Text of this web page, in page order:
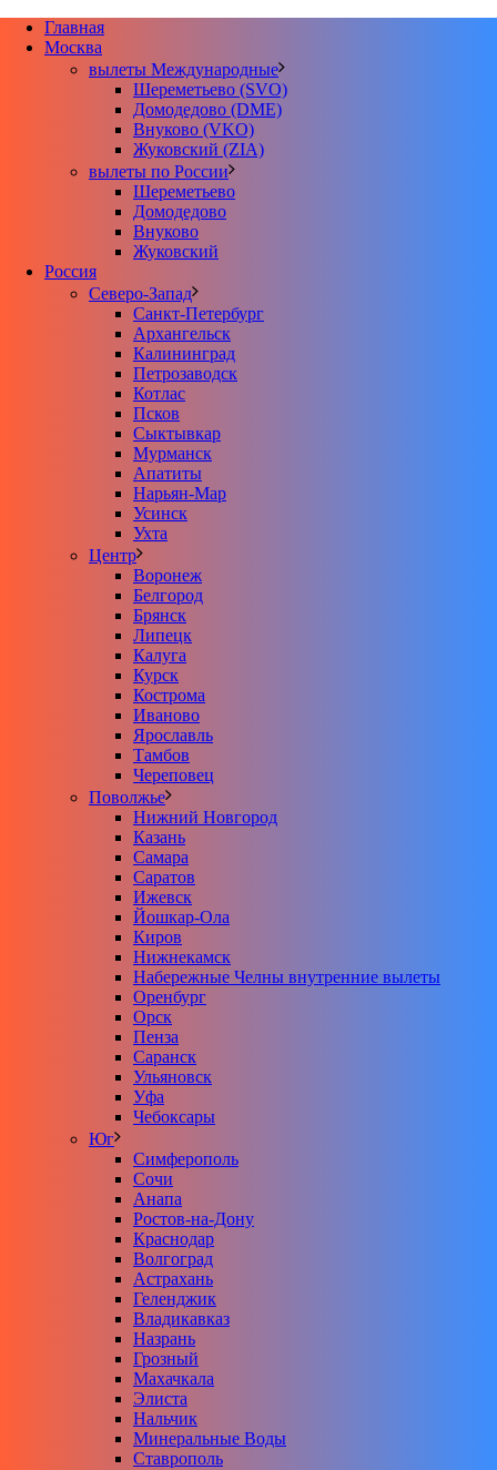
Главная
Москва
вылеты Международные
Шереметьево (SVO)
Домодедово (DME)
Внуково (VKO)
Жуковский (ZIA)
вылеты по России
Шереметьево
Домодедово
Внуково
Жуковский
Россия
Северо-Запад
Санкт-Петербург
Архангельск
Калининград
Петрозаводск
Котлас
Псков
Сыктывкар
Мурманск
Апатиты
Нарьян-Мар
Усинск
Ухта
Центр
Воронеж
Белгород
Брянск
Липецк
Калуга
Курск
Кострома
Иваново
Ярославль
Тамбов
Череповец
Поволжье
Нижний Новгород
Казань
Самара
Саратов
Ижевск
Йошкар-Ола
Киров
Нижнекамск
Набережные Челны внутренние вылеты
Оренбург
Орск
Пенза
Саранск
Ульяновск
Уфа
Чебоксары
Юг
Симферополь
Сочи
Анапа
Ростов-на-Дону
Краснодар
Волгоград
Астрахань
Геленджик
Владикавказ
Назрань
Грозный
Махачкала
Элиста
Нальчик
Минеральные Воды
Ставрополь